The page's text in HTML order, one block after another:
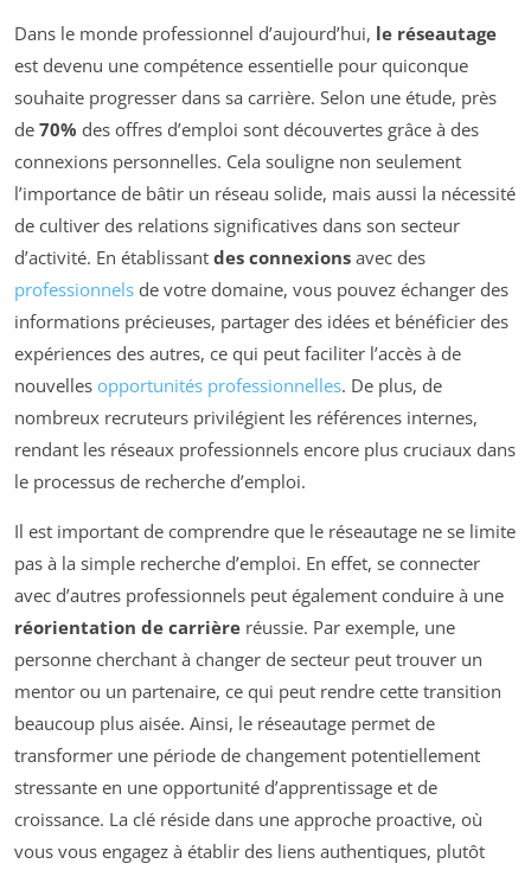
Dans le monde professionnel d’aujourd’hui, le réseautage
est devenu une compétence essentielle pour quiconque
souhaite progresser dans sa carrière. Selon une étude, près
de 70% des offres d’emploi sont découvertes grâce à des
connexions personnelles. Cela souligne non seulement
l’importance de bâtir un réseau solide, mais aussi la nécessité
de cultiver des relations significatives dans son secteur
d’activité. En établissant des connexions avec des
professionnels de votre domaine, vous pouvez échanger des
informations précieuses, partager des idées et bénéficier des
expériences des autres, ce qui peut faciliter l’accès à de
nouvelles opportunités professionnelles. De plus, de
nombreux recruteurs privilégient les références internes,
rendant les réseaux professionnels encore plus cruciaux dans
le processus de recherche d’emploi.
Il est important de comprendre que le réseautage ne se limite
pas à la simple recherche d’emploi. En effet, se connecter
avec d’autres professionnels peut également conduire à une
réorientation de carrière réussie. Par exemple, une
personne cherchant à changer de secteur peut trouver un
mentor ou un partenaire, ce qui peut rendre cette transition
beaucoup plus aisée. Ainsi, le réseautage permet de
transformer une période de changement potentiellement
stressante en une opportunité d’apprentissage et de
croissance. La clé réside dans une approche proactive, où
vous vous engagez à établir des liens authentiques, plutôt